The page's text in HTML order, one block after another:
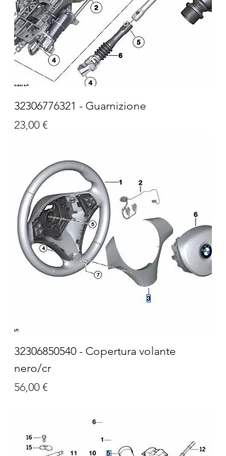
32306776321 - Guarnizione
Цена
23,00 €
32306850540 - Copertura volante
nero/cr
Цена
56,00 €